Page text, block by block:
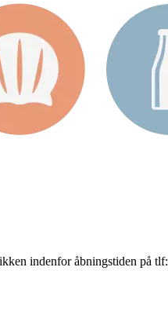
indenfor åbningstiden på tlf: